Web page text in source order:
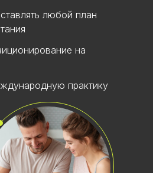
практику
на
любой план